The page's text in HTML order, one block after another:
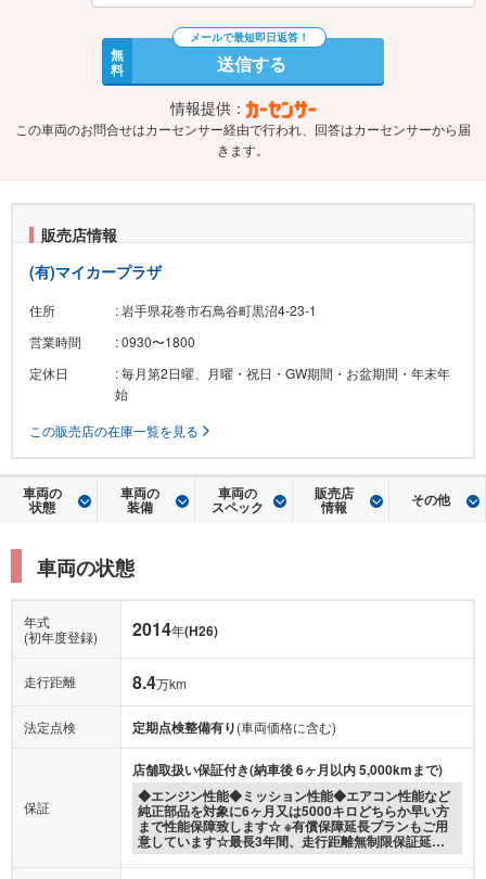
無
料 送信する
情報提供：
この車両のお問合せはカーセンサー経由で行われ、回答はカーセンサーから届
きます。
販売店情報
(有)マイカープラザ
住所
: 岩手県花巻市石鳥谷町黒沼4-23-1
営業時間
: 0930〜1800
定休日
: 毎月第2日曜、月曜・祝日・GW期間・お盆期間・年末年
始
この販売店の在庫一覧を見る
車両の
状態
車両の
装備
車両の
スペック
販売店
情報 その他
車両の状態
年式
(初年度登録)
2014年(H26)
走行距離 8.4万km
法定点検 定期点検整備有り(車両価格に含む)
保証
店舗取扱い保証付き(納車後 6ヶ月以内 5,000kmまで)
◆エンジン性能◆ミッション性能◆エアコン性能など
純正部品を対象に6ヶ月又は5000キロどちらか早い方
まで性能保障致します☆ ※有償保障延長プランもご用
意しています☆最長3年間、走行距離無制限保証延…